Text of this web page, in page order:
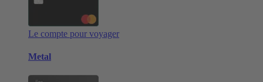
Le compte pour voyager
Metal